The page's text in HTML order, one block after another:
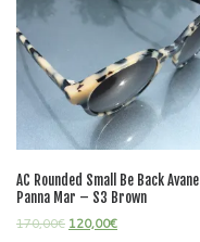
AC Rounded Small Be Back Avane
Panna Mar – S3 Brown
170,00€ 120,00€